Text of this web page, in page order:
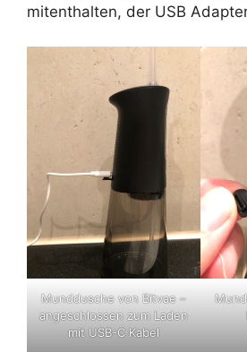
mitenthalten, der USB
Munddusche von Bitvae –
angeschlossen zum Laden
mit USB-C Kabel